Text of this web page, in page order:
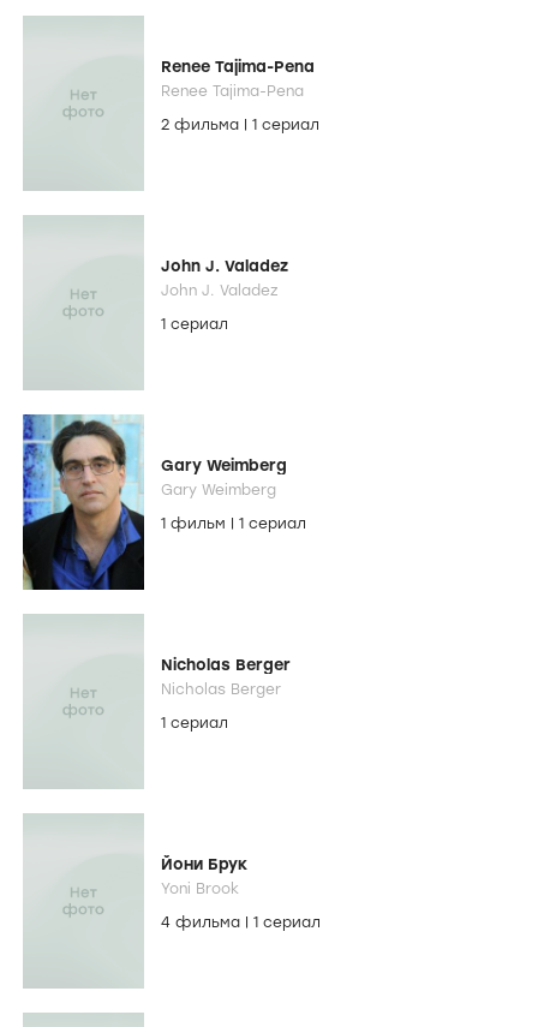
Renee Tajima-Pena
Renee Tajima-Pena
2 фильма
1 сериал
John J. Valadez
John J. Valadez
1 сериал
Gary Weimberg
Gary Weimberg
1 фильм
1 сериал
Nicholas Berger
Nicholas Berger
1 сериал
Йони Брук
Yoni Brook
4 фильма
1 сериал